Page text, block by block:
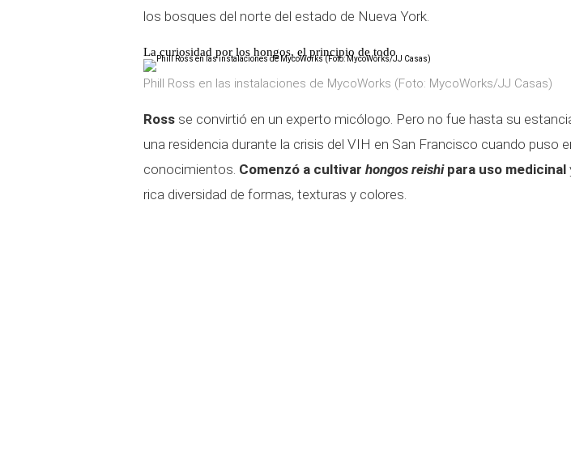
los bosques del norte del estado de Nueva York.
La curiosidad por los hongos, el principio de todo
Phill Ross en las instalaciones de MycoWorks (Foto: MycoWorks/JJ Casas)
Ross se convirtió en un experto micólogo. Pero no fue hasta su
una residencia durante la crisis del VIH en San Francisco cuando puso
conocimientos. Comenzó a cultivar hongos reishipara uso medicinal
rica diversidad de formas, texturas y colores.